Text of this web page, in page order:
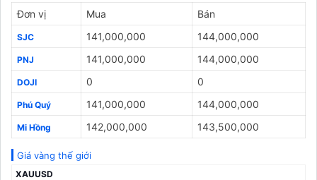
Đơn vị Mua Bán
SJC 141,000,000 144,000,000
PNJ 141,000,000 144,000,000
DOJI 0 0
Phú Quý 141,000,000 144,000,000
Mi Hồng 142,000,000 143,500,000
Giá vàng thế giới
XAUUSD